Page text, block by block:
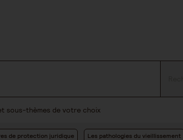
sous-thèmes de votre choix
de protection juridique Les pathologies du vieillissement